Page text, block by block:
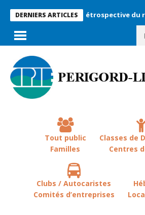
DERNIERS ARTICLESRétrospective du rendez-
Tout public
Familles
Classes de
Centres
Clubs / Autocaristes
Comités d’entreprises